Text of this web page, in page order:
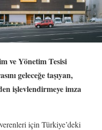
ve Yönetim Tesisi
geleceğe taşıyan,
işlevlendirmeye imza
için Türkiye’deki